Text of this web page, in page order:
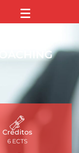
Créditos
6 ECTS